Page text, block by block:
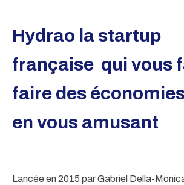
Hydrao la startup
française qui vous
faire des
en vous amusant
Lancée en 2015 par Gabriel Della-